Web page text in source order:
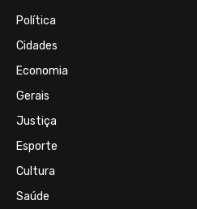
Política
Cidades
Economia
Gerais
Justiça
Esporte
Cultura
Saúde